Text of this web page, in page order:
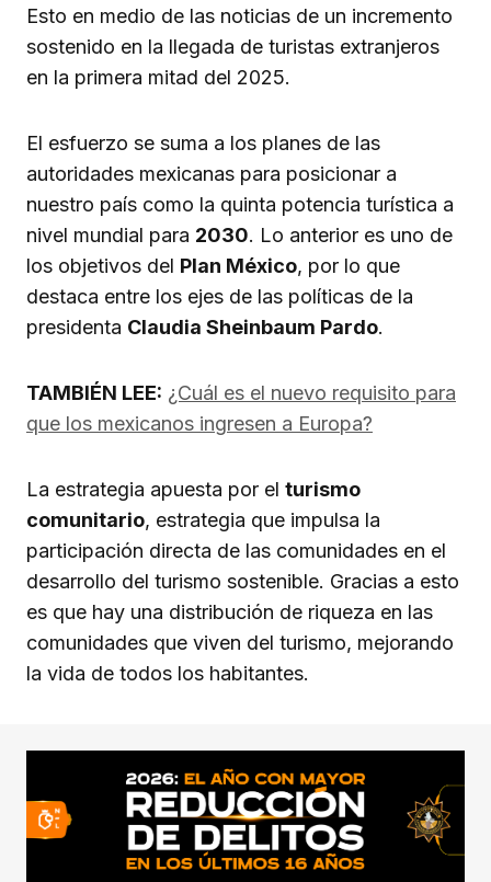
Esto en medio de las noticias de un incremento
sostenido en la llegada de turistas extranjeros
en la primera mitad del 2025.
El esfuerzo se suma a los planes de las
autoridades mexicanas para posicionar a
nuestro país como la quinta potencia turística a
nivel mundial para 2030. Lo anterior es uno de
los objetivos del Plan México, por lo que
destaca entre los ejes de las políticas de la
presidenta Claudia Sheinbaum Pardo.
TAMBIÉN LEE: ¿Cuál es el nuevo requisito para
que los mexicanos ingresen a Europa?
La estrategia apuesta por el turismo
comunitario, estrategia que impulsa la
participación directa de las comunidades en el
desarrollo del turismo sostenible. Gracias a esto
es que hay una distribución de riqueza en las
comunidades que viven del turismo, mejorando
la vida de todos los habitantes.